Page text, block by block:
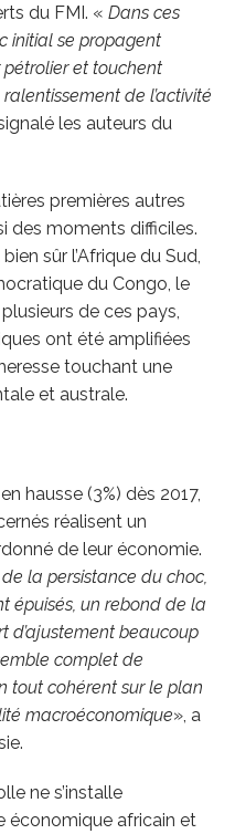
du FMI. « Dans ces
initial se propagent
et touchent
ralentissement de l’activité
les auteurs du
premières autres
des moments difficiles.
sûr l’Afrique du Sud,
du Congo, le
de ces pays,
ont été amplifiées
touchant une
et australe.
hausse (3%) dès 2017,
réalisent un
de leur économie.
la persistance du choc,
épuisés, un rebond de la
d’ajustement beaucoup
complet de
tout cohérent sur le plan
macroéconomique», a
ne s’installe
économique africain et